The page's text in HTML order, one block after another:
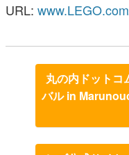
URL:
丸の内ドットコ
バル in